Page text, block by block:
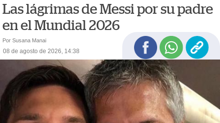
Las lágrimas de Messi por su padre
en el Mundial 2026
Por Susana Manai
08 de agosto de 2026, 14:38